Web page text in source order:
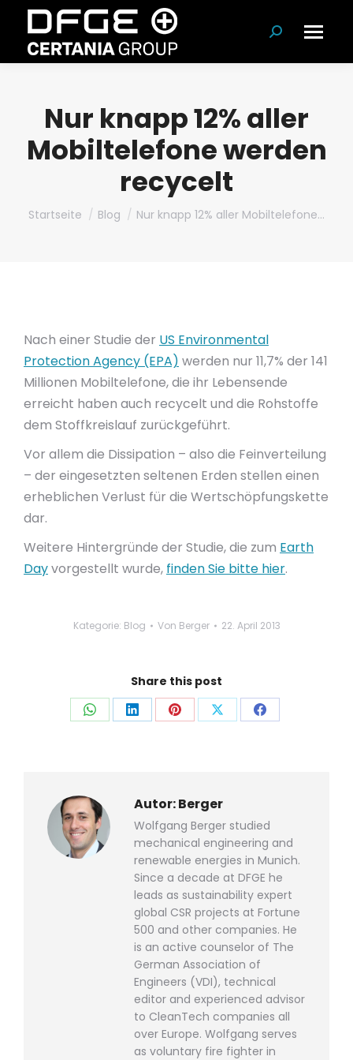
Suchen:
Nur knapp 12% aller
Mobiltelefone werden
recycelt
Du bist hier:
Startseite Blog Nur knapp 12% aller Mobiltelefone…
Nach einer Studie der US Environmental
Protection Agency (EPA) werden nur 11,7% der 141
Millionen Mobiltelefone, die ihr Lebensende
erreicht haben auch recycelt und die Rohstoffe
dem Stoffkreislauf zurückgeführt.
Vor allem die Dissipation – also die Feinverteilung
– der eingesetzten seltenen Erden stellen einen
erheblichen Verlust für die Wertschöpfungskette
dar.
Weitere Hintergründe der Studie, die zum Earth
Dayvorgestellt wurde, finden Sie bitte hier.
Kategorie: Blog Von Berger 22. April 2013
Share this post
Auf
Auf
Auf
Auf
Auf
Autor:Berger
Wolfgang Berger studied
mechanical engineering and
renewable energies in Munich.
Since a decade at DFGE he
leads as sustainability expert
global CSR projects at Fortune
500 and other companies. He
is an active counselor of The
German Association of
Engineers (VDI), technical
editor and experienced advisor
to CleanTech companies all
over Europe. Wolfgang serves
as voluntary fire fighter in